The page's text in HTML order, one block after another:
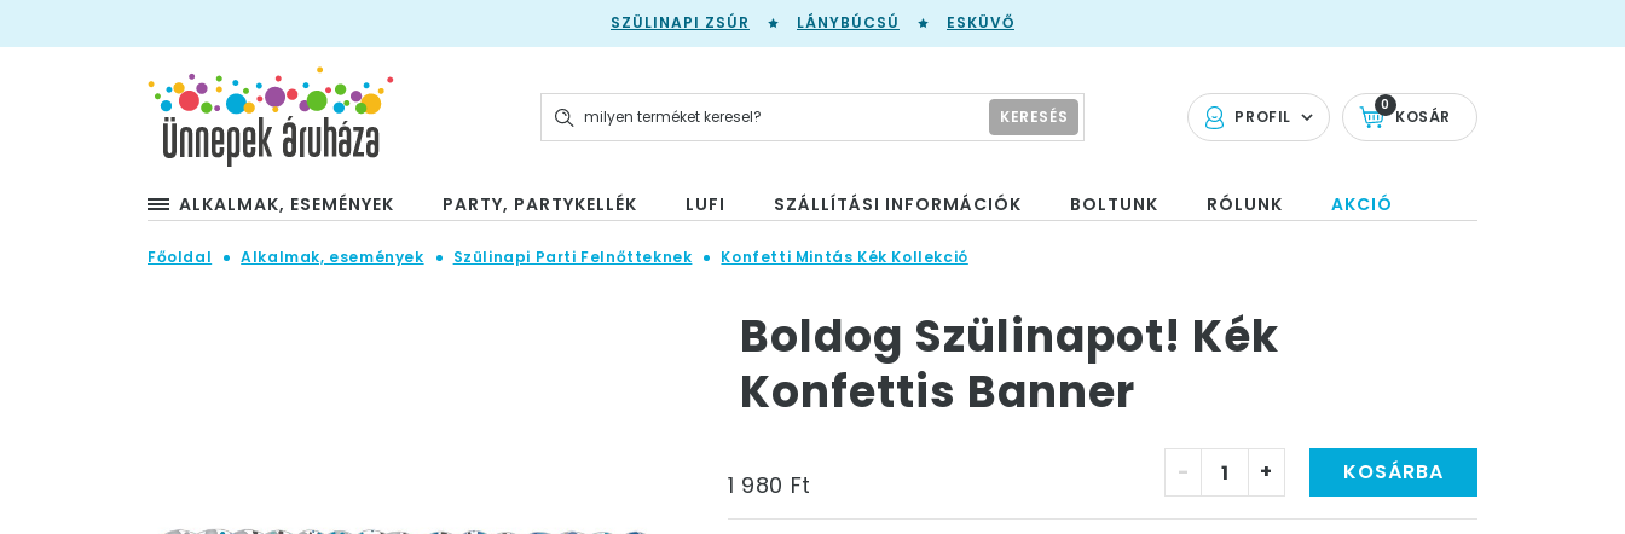
SZÜLINAPI ZSÚR LÁNYBÚCSÚ ESKÜVŐ
PROFIL KOSÁR
0
KERESÉS
ALKALMAK, ESEMÉNYEK PARTY, PARTYKELLÉK LUFI SZÁLLÍTÁSI INFORMÁCIÓK BOLTUNK RÓLUNK AKCIÓ
Főoldal Alkalmak, események Szülinapi Parti Felnőtteknek Konfetti Mintás Kék Kollekció
Boldog Szülinapot! Kék
Konfettis Banner
1 980 Ft - + KOSÁRBA